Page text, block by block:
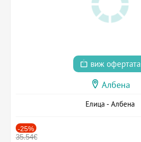
виж офертата
Албена
Елица - Албена
-25%
35.54€